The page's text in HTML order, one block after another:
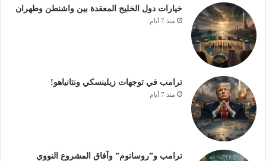
خيارات دول الخليج المعقدة بين واشنطن وطهران
منذ 7 أيام
ترامب في توجهات زيلينسكي ونتانياهو!
منذ 7 أيام
ترامب و”روساتوم” وآفاق المشروع النووي